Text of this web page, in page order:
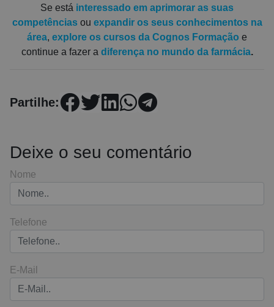
Se está interessado em aprimorar as suas
competênciasou expandir os seus conhecimentos na
área, explore os cursos da Cognos Formação e
continue a fazer a diferença no mundo da farmácia.
Partilhe:
Deixe o seu comentário
Nome
Telefone
E-Mail